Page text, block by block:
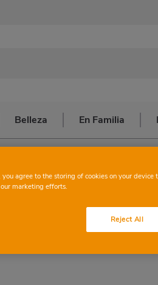
Belleza En Familia
de la
agree to the storing of cookies on your device
marketing efforts.
Reject All